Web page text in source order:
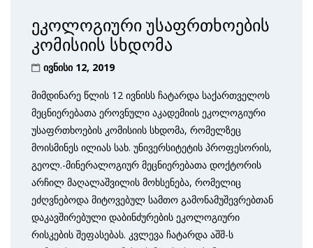
ეკოლოგიური უსაფრთხოების
კომისიის სხდომა
ივნისი 12, 2019
მიმდინარე წლის 12 ივნისს ჩატარდა საქართველოს
მეცნიერებათა ეროვნული აკადემიის ეკოლოგიური
უსაფრთხოების კომისიის სხდომა, რომელზეც
მოისმინეს ილიას სახ. უნივერსიტეტის პროფესორის,
გეოლ.-მინერალოგიურ მეცნიერებათა დოქტორის
არჩილ მაღალაშვილის მოხსენება, რომელიც
ეძღვნებოდა მიტოვებულ სამთო გამონამუშევრებთან
დაკავშირებული დაბინძურების ეკოლოგიური
რისკების შეფასებას. კვლევა ჩატარდა აშშ-ს